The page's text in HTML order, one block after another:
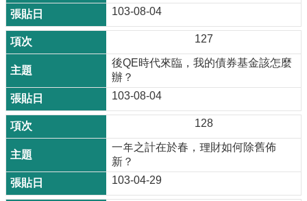
103-08-04
127
後QE時代來臨，我的債券基金該怎麼
辦？
103-08-04
128
一年之計在於春，理財如何除舊佈
新？
103-04-29